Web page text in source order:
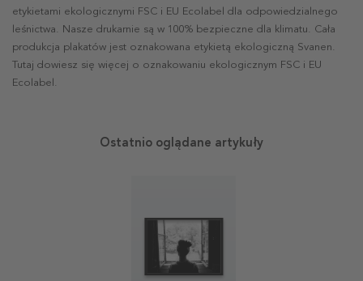
etykietami ekologicznymi FSC i EU Ecolabel dla odpowiedzialnego
leśnictwa. Nasze drukarnie są w 100% bezpieczne dla klimatu. Cała
produkcja plakatów jest oznakowana etykietą ekologiczną Svanen.
Tutaj dowiesz się więcej o oznakowaniu ekologicznym FSC i EU
Ecolabel.
Ostatnio oglądane artykuły